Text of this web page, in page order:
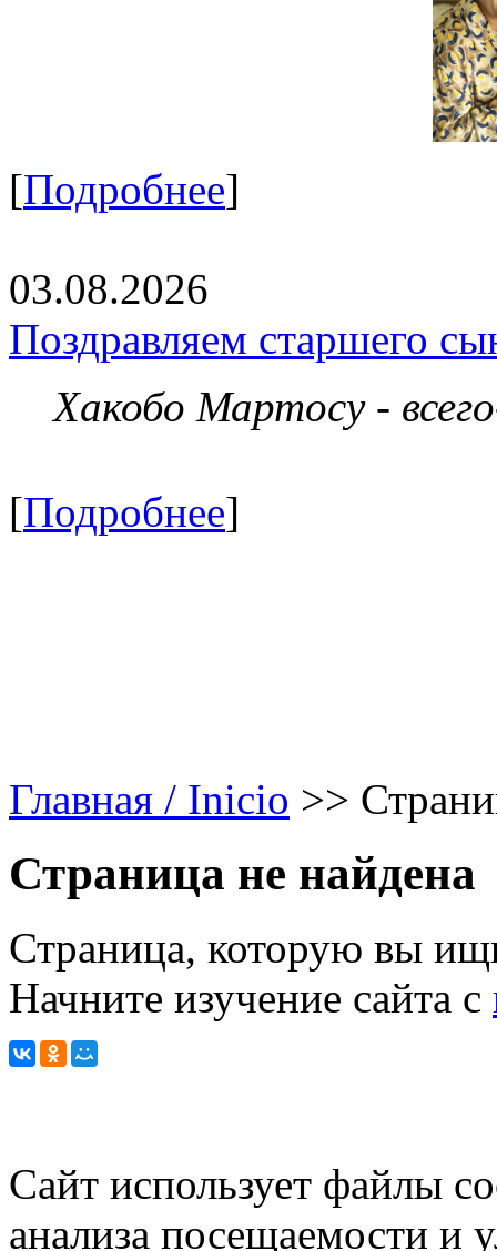
[Подробнее]
03.08.2026
Поздравляем старшего
Хакобо Мартосу -
[Подробнее]
Главная / Inicio >>
Страница не найдена
Страница, которую вы
Начните изучение сайта с
Сайт использует файлы
анализа посещаемости и